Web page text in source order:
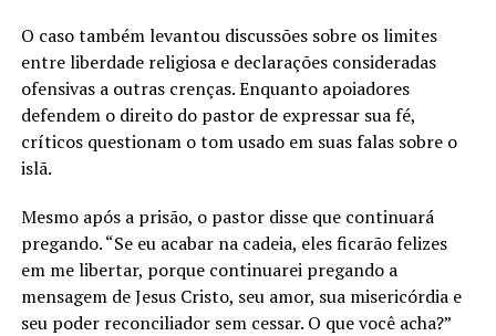
O caso também levantou discussões sobre os limites
entre liberdade religiosa e declarações consideradas
ofensivas a outras crenças. Enquanto apoiadores
defendem o direito do pastor de expressar sua fé,
críticos questionam o tom usado em suas falas sobre o
islã.
Mesmo após a prisão, o pastor disse que continuará
pregando. “Se eu acabar na cadeia, eles ficarão felizes
em me libertar, porque continuarei pregando a
mensagem de Jesus Cristo, seu amor, sua misericórdia e
seu poder reconciliador sem cessar. O que você acha?”